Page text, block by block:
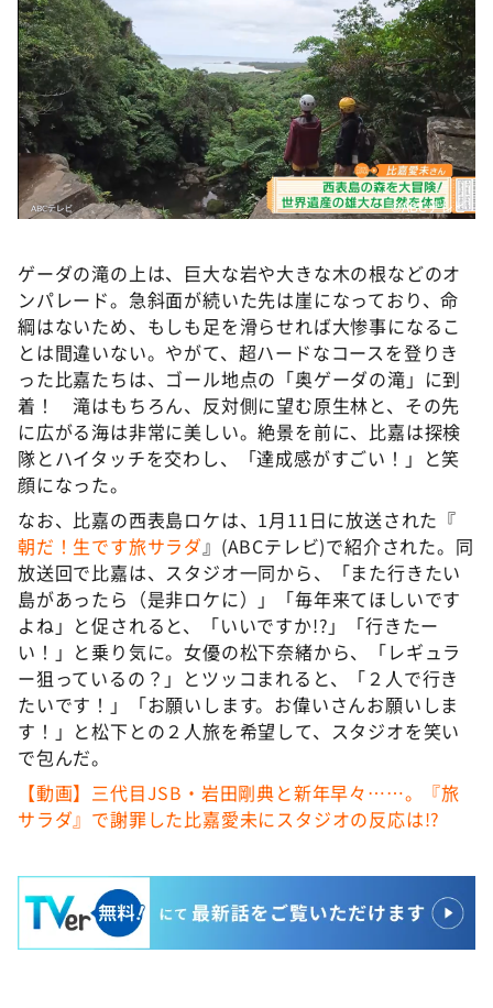
©️ABCテレビ
ゲーダの滝の上は、巨大な岩や大きな木の根などのオ
ンパレード。急斜面が続いた先は崖になっており、命
綱はないため、もしも足を滑らせれば大惨事になるこ
とは間違いない。やがて、超ハードなコースを登りき
った比嘉たちは、ゴール地点の「奥ゲーダの滝」に到
着！ 滝はもちろん、反対側に望む原生林と、その先
に広がる海は非常に美しい。絶景を前に、比嘉は探検
隊とハイタッチを交わし、「達成感がすごい！」と笑
顔になった。
なお、比嘉の西表島ロケは、1月11日に放送された『
朝だ！生です旅サラダ』(ABCテレビ)で紹介された。同
放送回で比嘉は、スタジオ一同から、「また行きたい
島があったら（是非ロケに）」「毎年来てほしいです
よね」と促されると、「いいですか!?」「行きたー
い！」と乗り気に。女優の松下奈緒から、「レギュラ
ー狙っているの？」とツッコまれると、「２人で行き
たいです！」「お願いします。お偉いさんお願いしま
す！」と松下との２人旅を希望して、スタジオを笑い
で包んだ。
【動画】三代目JSB・岩田剛典と新年早々……。『旅
サラダ』で謝罪した比嘉愛未にスタジオの反応は!?